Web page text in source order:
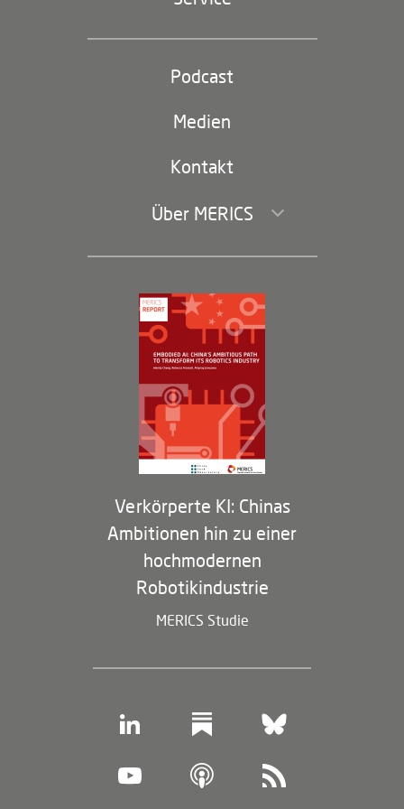
Partei und Staat
navigation)
Podcast
Medien
Kontakt
Über MERICS
Geschäftsführung und Bereiche
Governance
Arbeiten bei MERICS
Partner
Membership Program
Verkörperte KI: Chinas
Ambitionen hin zu einer
hochmodernen
Robotikindustrie
MERICS Studie